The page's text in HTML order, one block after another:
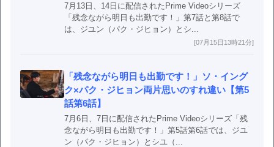
7月13日、14日に配信されたPrime Videoシリーズ
「残念ながら明日も出勤です！」第7話と第8話で
は、ジユン（パク・ジヒョン）とシ...
[07月15日13時21分]
「残念ながら明日も出勤です！」ソ・イング
ク×パク・ジヒョン両片思いのすれ違い【第5
話第6話】
7月6日、7日に配信されたPrime Videoシリーズ「残
念ながら明日も出勤です！」第5話第6話では、ジユ
ン（パク・ジヒョン）とシユ（...